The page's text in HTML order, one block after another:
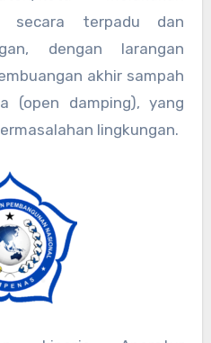
secara terpadu dan
dengan larangan
akhir sampah
(open damping), yang
lingkungan.